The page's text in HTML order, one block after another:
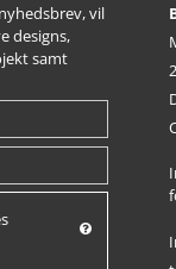
vil
designs,
samt